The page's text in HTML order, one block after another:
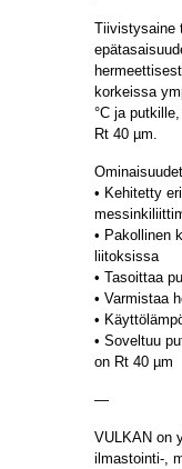
Tiivistysaine
korkeissa
°C ja
Rt 40 µm.
• Kehitetty
• Pakollinen
liitoksissa
• Tasoittaa
• Varmistaa
•
• Soveltuu
on Rt 40 µm
—
VULKAN on
ilmastointi-,